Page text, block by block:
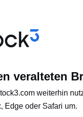
veralteten
weiterhin
Edge oder Safari um.